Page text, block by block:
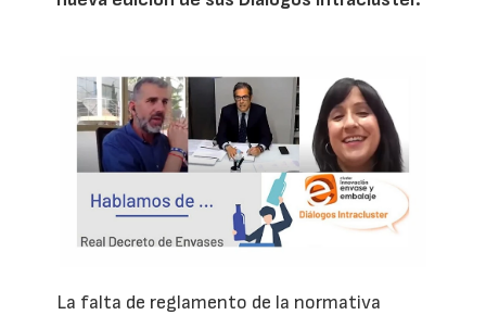
La falta de reglamento de la normativa